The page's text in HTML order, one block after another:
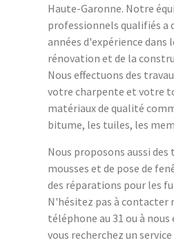
Haute-Garonne. Notre
professionnels qualifiés a
années d'expérience dans
rénovation et de la
Nous effectuons des
votre charpente et votre
matériaux de qualité
bitume, les tuiles, les
Nous proposons aussi
mousses et de pose de
des réparations pour les
N'hésitez pas à contacter
téléphone au 31 ou à
vous recherchez un